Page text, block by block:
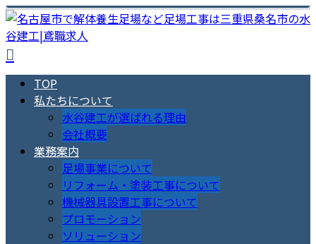
TOP
私たちについて
水谷建工が選ばれる理由
会社概要
業務案内
足場事業について
リフォーム・塗装工事について
機械器具設置工事について
プロモーション
ソリューション